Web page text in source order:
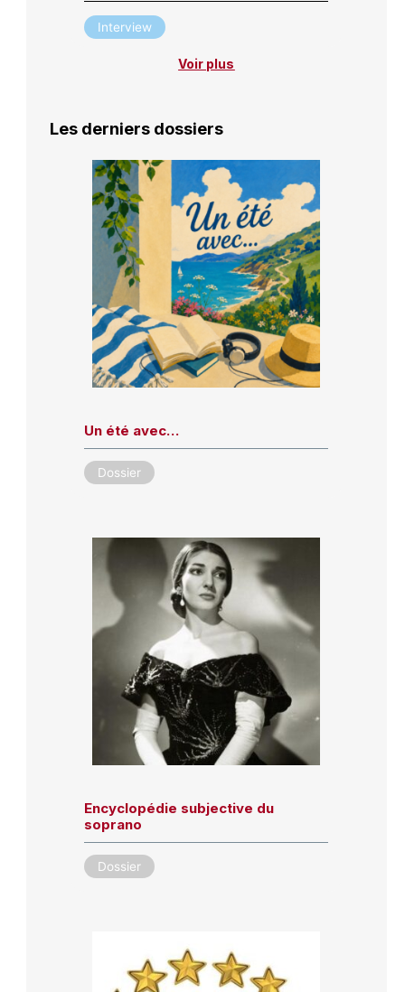
Interview
Voir plus
Les derniers dossiers
Un été avec…
Dossier
Encyclopédie subjective du
soprano
Dossier